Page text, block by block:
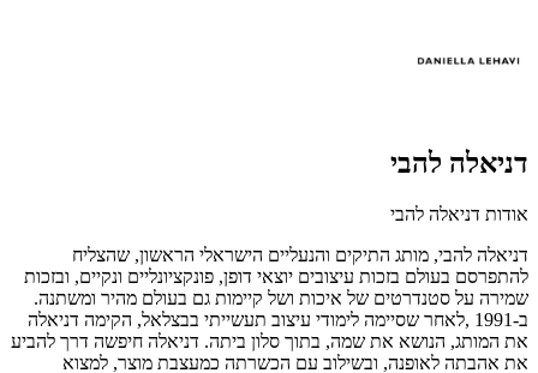
דניאלה להבי
אודות דניאלה להבי
דניאלה להבי, מותג התיקים והנעליים הישראלי הראשון, שהצליח
להתפרסם בעולם בזכות עיצובים יוצאי דופן, פונקציונליים ונקיים, ובזכות
שמירה על סטנדרטים של איכות ושל קיימות גם בעולם מהיר ומשתנה.
ב-1991 ,לאחר שסיימה לימודי עיצוב תעשייתי בבצלאל, הקימה דניאלה
את המותג, הנושא את שמה, בתוך סלון ביתה. דניאלה חיפשה דרך להביע
את אהבתה לאופנה, ובשילוב עם הכשרתה כמעצבת מוצר, למצוא